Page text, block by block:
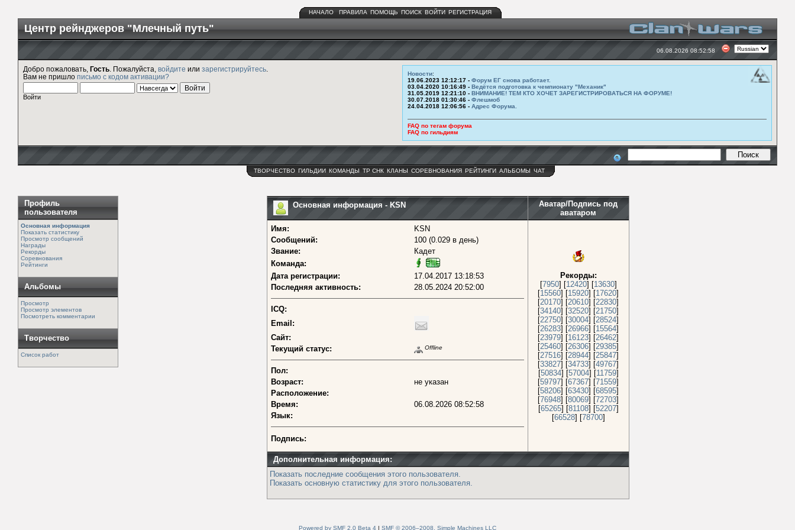
НАЧАЛО ПРАВИЛА ПОМОЩЬ ПОИСК ВОЙТИ РЕГИСТРАЦИЯ
Центр рейнджеров "Млечный путь"
06.08.2026 08:52:58
Добро пожаловать, Гость . Пожалуйста, войдите или зарегистрируйтесь
Вам не пришло письмо с кодом активации?
Войти
Новости:
19.06.2023 12:12:17 - Форум ЕГ снова работает.
03.04.2020 10:16:49 - Ведётся подготовка к чемпионату "Механик"
31.05.2019 12:21:10 - ВНИМАНИЕ! ТЕМ КТО ХОЧЕТ ЗАРЕГИСТРИРОВАТЬСЯ НА ФОРУМЕ!
30.07.2018 01:30:46 - Флешмоб
24.04.2018 12:06:56 - Адрес Форума.
FAQ по тегам форума
FAQ по гильдиям
ТВОРЧЕСТВО ГИЛЬДИИ КОМАНДЫ ТР СНК КЛАНЫ СОРЕВНОВАНИЯ РЕЙТИНГИ АЛЬБОМЫ ЧАТ
Профиль
пользователя
Основная информация
Показать статистику
Просмотр сообщений
Награды
Рекорды
Соревнования
Рейтинги
Альбомы
Просмотр
Просмотр элементов
Посмотреть комментарии
Творчество
Список работ
Основная информация - KSN
Аватар/Подпись под
аватаром
Имя:
KSN
Сообщений:
100 (0.029 в день)
Звание:
Кадет
Команда:
Дата регистрации:
17.04.2017 13:18:53
Последняя активность:
28.05.2024 20:52:00
ICQ:
Email:
Сайт:
Текущий статус:
Offline
Пол:
Возраст:
не указан
Расположение:
Время:
06.08.2026 08:52:58
Язык:
Подпись:
Рекорды:
[7950] [12420] [13630]
[15560] [15920] [17620]
[20170] [20610] [22830]
[34140] [32520] [21750]
[22750] [30004] [28524]
[26283] [26966] [15564]
[23979] [16123] [26462]
[25460] [26306] [29385]
[27516] [28944] [25847]
[33827] [34733] [49767]
[50834] [57004] [11759]
[59797] [67367] [71559]
[58206] [63430] [68595]
[76948] [80069] [72703]
[65265] [81108] [52207]
[66528] [78700]
Дополнительная информация:
Показать последние сообщения этого пользователя.
Показать основную статистику для этого пользователя.
Powered by SMF 2.0 Beta 4 | SMF © 2006–2008, Simple Machines LLC